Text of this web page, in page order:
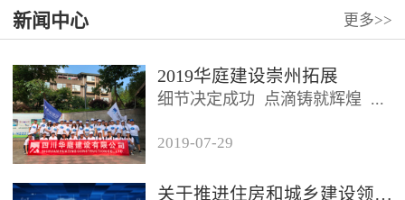
新闻中心 更多>>
2019华庭建设崇州拓展
细节决定成功 点滴铸就辉煌 ...
2019-07-29
关于推进住房和城乡建设领域施工现场专业人员职业培训工作的通知